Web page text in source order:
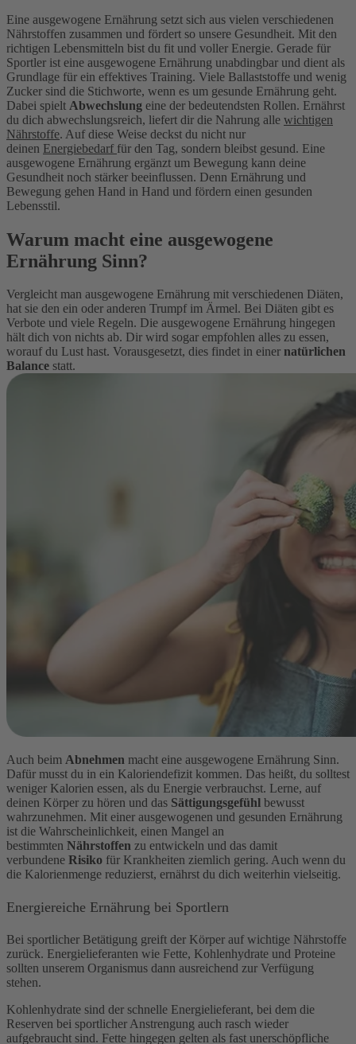
Eine ausgewogene Ernährung setzt sich aus vielen verschiedenen
Nährstoffen zusammen und fördert so unsere Gesundheit. Mit den
richtigen Lebensmitteln bist du fit und voller Energie. Gerade für
Sportler ist eine ausgewogene Ernährung unabdingbar und dient als
Grundlage für ein effektives Training. Viele Ballaststoffe und wenig
Zucker sind die Stichworte, wenn es um gesunde Ernährung geht.
Dabei spielt Abwechslung eine der bedeutendsten Rollen. Ernährst
du dich abwechslungsreich, liefert dir die Nahrung alle wichtigen
Nährstoffe. Auf diese Weise deckst du nicht nur
deinen Energiebedarf für den Tag, sondern bleibst gesund. Eine
ausgewogene Ernährung ergänzt um Bewegung kann deine
Gesundheit noch stärker beeinflussen. Denn Ernährung und
Bewegung gehen Hand in Hand und fördern einen gesunden
Lebensstil.
Warum macht eine ausgewogene
Ernährung Sinn?
Vergleicht man ausgewogene Ernährung mit verschiedenen Diäten,
hat sie den ein oder anderen Trumpf im Ärmel. Bei Diäten gibt es
Verbote und viele Regeln. Die ausgewogene Ernährung hingegen
hält dich von nichts ab. Dir wird sogar empfohlen alles zu essen,
worauf du Lust hast. Vorausgesetzt, dies findet in einer natürlichen
Balance statt.
Auch beim Abnehmen macht eine ausgewogene Ernährung Sinn.
Dafür musst du in ein Kaloriendefizit kommen. Das heißt, du solltest
weniger Kalorien essen, als du Energie verbrauchst. Lerne, auf
deinen Körper zu hören und das Sättigungsgefühl bewusst
wahrzunehmen. Mit einer ausgewogenen und gesunden Ernährung
ist die Wahrscheinlichkeit, einen Mangel an
bestimmten Nährstoffen zu entwickeln und das damit
verbundene Risiko für Krankheiten ziemlich gering. Auch wenn du
die Kalorienmenge reduzierst, ernährst du dich weiterhin vielseitig.
Energiereiche Ernährung bei Sportlern
Bei sportlicher Betätigung greift der Körper auf wichtige Nährstoffe
zurück. Energielieferanten wie Fette, Kohlenhydrate und Proteine
sollten unserem Organismus dann ausreichend zur Verfügung
stehen.
Kohlenhydrate sind der schnelle Energielieferant, bei dem die
Reserven bei sportlicher Anstrengung auch rasch wieder
aufgebraucht sind. Fette hingegen gelten als fast unerschöpfliche